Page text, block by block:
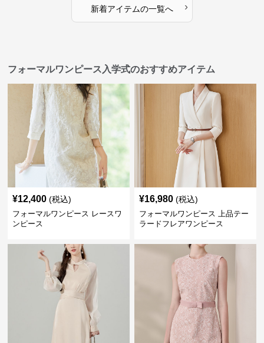
新着アイテムの一覧へ ›
フォーマルワンピース入学式のおすすめアイテム
¥12,400 (税込)
フォーマルワンピース レースワ
ンピース
¥16,980 (税込)
フォーマルワンピース 上品テー
ラードフレアワンピース